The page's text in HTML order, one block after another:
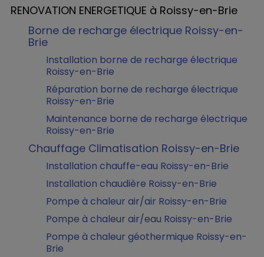
RENOVATION ENERGETIQUE à Roissy-en-Brie
Borne de recharge électrique Roissy-en-
Brie
Installation borne de recharge électrique
Roissy-en-Brie
Réparation borne de recharge électrique
Roissy-en-Brie
Maintenance borne de recharge électrique
Roissy-en-Brie
Chauffage Climatisation Roissy-en-Brie
Installation chauffe-eau Roissy-en-Brie
Installation chaudière Roissy-en-Brie
Pompe à chaleur air/air Roissy-en-Brie
Pompe à chaleur air/eau Roissy-en-Brie
Pompe à chaleur géothermique Roissy-en-
Brie